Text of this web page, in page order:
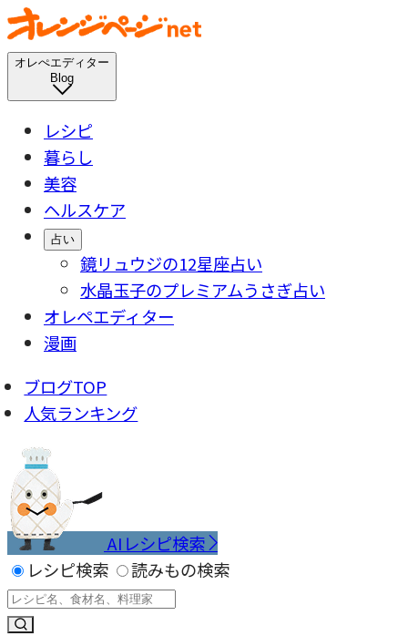
オレぺエディター
Blog
レシピ
暮らし
美容
ヘルスケア
占い
鏡リュウジの12星座占い
水晶玉子のプレミアムうさぎ占い
オレペエディター
漫画
ブログTOP
人気ランキング
AIレシピ検索
レシピ検索
読みもの検索